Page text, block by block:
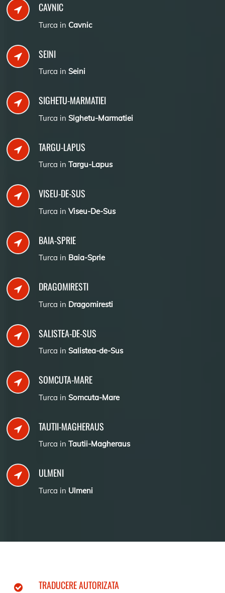
CAVNIC
Turca in Cavnic
SEINI
Turca in Seini
SIGHETU-MARMATIEI
Turca in Sighetu-Marmatiei
TARGU-LAPUS
Turca in Targu-Lapus
VISEU-DE-SUS
Turca in Viseu-De-Sus
BAIA-SPRIE
Turca in Baia-Sprie
DRAGOMIRESTI
Turca in Dragomiresti
SALISTEA-DE-SUS
Turca in Salistea-de-Sus
SOMCUTA-MARE
Turca in Somcuta-Mare
TAUTII-MAGHERAUS
Turca in Tautii-Magheraus
ULMENI
Turca in Ulmeni
TRADUCERE AUTORIZATA